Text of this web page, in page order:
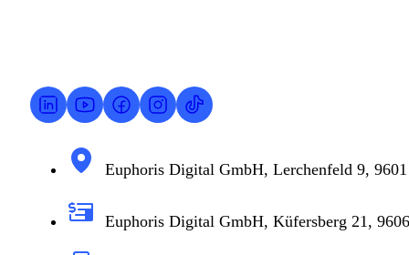
Euphoris Digital GmbH, Lerchenfeld 9,
Euphoris Digital GmbH, Küfersberg 21,